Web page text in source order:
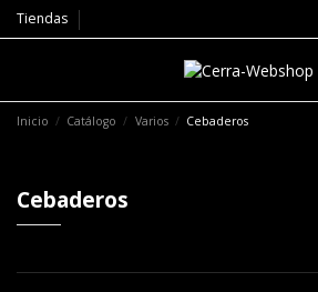
Tiendas
Inicio Catálogo Varios Cebaderos
Cebaderos